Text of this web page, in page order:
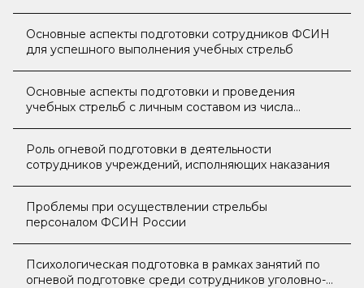
Основные аспекты подготовки сотрудников ФСИН
для успешного выполнения учебных стрельб
Основные аспекты подготовки и проведения
учебных стрельб с личным составом из числа
Роль огневой подготовки в деятельности
сотрудников учреждений, исполняющих наказания
Проблемы при осуществлении стрельбы
персоналом ФСИН России
Психологическая подготовка в рамках занятий по
огневой подготовке среди сотрудников уголовно-